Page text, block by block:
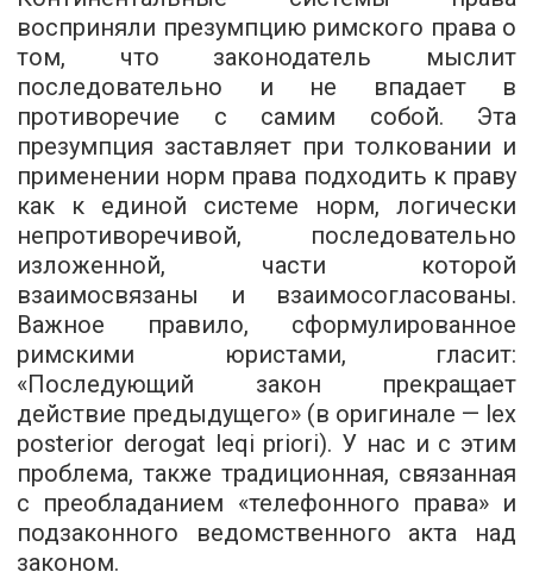
восприняли презумпцию римского права о
том, что законодатель мыслит
последовательно и не впадает в
противоречие с самим собой. Эта
презумпция заставляет при толковании и
применении норм права подходить к праву
как к единой системе норм, логически
непротиворечивой, последовательно
изложенной, части которой
взаимосвязаны и взаимосогласованы.
Важное правило, сформулированное
римскими юристами, гласит:
«Последующий закон прекращает
действие предыдущего» (в оригинале — lex
posterior derogat leqi priori). У нас и с этим
проблема, также традиционная, связанная
с преобладанием «телефонного права» и
подзаконного ведомственного акта над
законом.